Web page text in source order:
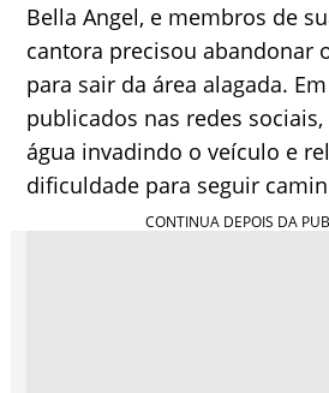
Bella Angel, e membros de
cantora precisou abandonar
para sair da área alagada.
publicados nas redes
água invadindo o veículo e
dificuldade para seguir